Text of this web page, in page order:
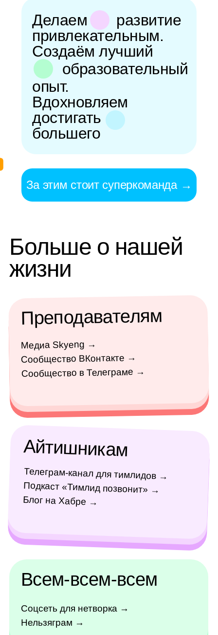
привлекательным.
развитие
большего
Вдохновляем
достигать
опыт.
образовательный
Создаём лучший
Делаем
За этим стоит суперкоманда →
Телеграм-канал для тимлидов →
Подкаст «Тимлид позвонит» →
Блог на Хабре →
Айтишникам
Нельзяграм →
Всем-всем-всем
Медиа Skyeng →
Сообщество ВКонтакте →
Сообщество в Телеграме →
Политика конфиденциальности
Как добраться до офиса